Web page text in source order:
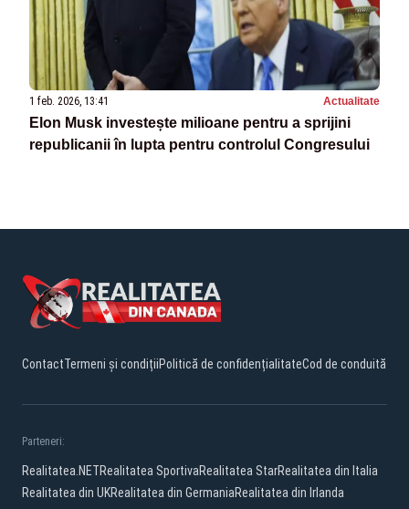
1 feb. 2026, 13:41 Actualitate
Elon Musk investește milioane pentru a sprijini
republicanii în lupta pentru controlul Congresului
ContactTermeni și condițiiPolitică de confidențialitateCod de conduită
Parteneri:
Realitatea.NETRealitatea SportivaRealitatea StarRealitatea din Italia
Realitatea din UKRealitatea din GermaniaRealitatea din Irlanda